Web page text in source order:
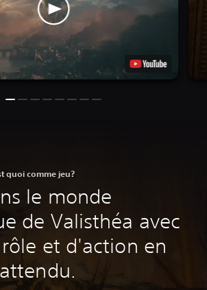
quoi comme jeu?
le monde
de Valisthéa avec
et d'action en